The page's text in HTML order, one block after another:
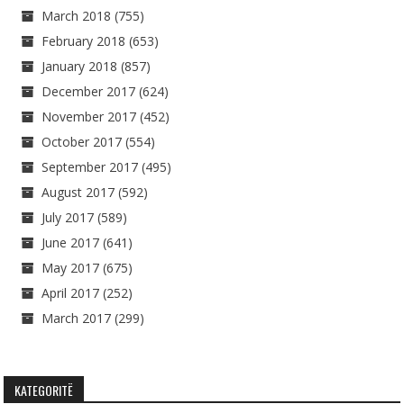
March 2018 (755)
February 2018 (653)
January 2018 (857)
December 2017 (624)
November 2017 (452)
October 2017 (554)
September 2017 (495)
August 2017 (592)
July 2017 (589)
June 2017 (641)
May 2017 (675)
April 2017 (252)
March 2017 (299)
KATEGORITË